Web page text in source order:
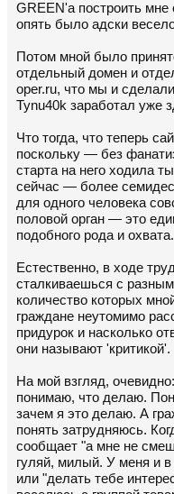
GREEN'a построить
опять было адски
Потом мной было
отдельный домен и
oper.ru, что мы и
Tynu40k заработал уже
Что тогда, что теперь
поскольку — без
старта на него ходила
сейчас — более
для одного человека
половой орган — это
подобного рода и охвата.
Естественно, в ходе
сталкиваешься с
количество которых
граждане неутомимо
придурок и насколько
они называют 'критикой'.
На мой взгляд,
понимаю, что делаю.
зачем я это делаю. А
понять затрудняюсь.
сообщает "а мне не
гуляй, милый. У меня и
или "делать тебе